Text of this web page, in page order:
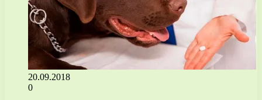
20.09.2018
0